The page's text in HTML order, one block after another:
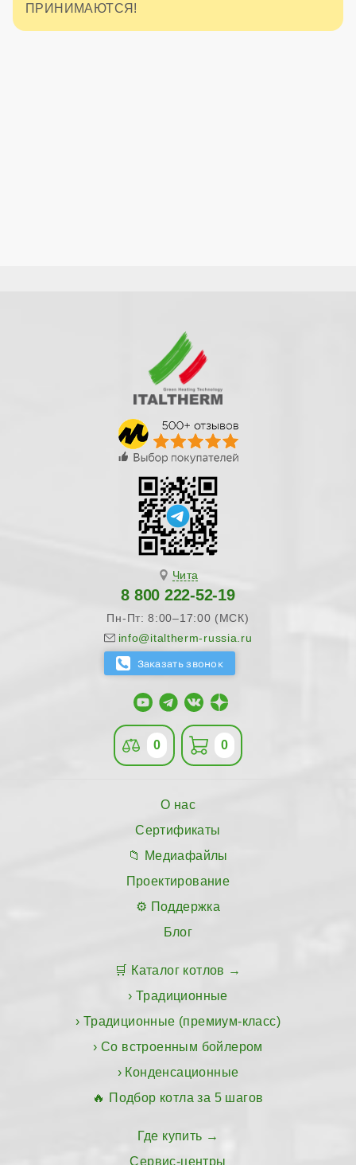
ПРИНИМАЮТСЯ!
Чита
8 800 222-52-19
Пн-Пт: 8:00–17:00 (МСК)
info@italtherm-russia.ru
0 0
О нас
Сертификаты
Медиафайлы
Проектирование
Поддержка
Блог
Каталог котлов
Традиционные
Традиционные (премиум-класс)
Со встроенным бойлером
Конденсационные
Подбор котла за 5 шагов
Где купить
Сервис-центры